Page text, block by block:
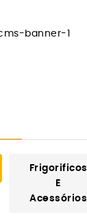
Frigorificos
E
Acessórios